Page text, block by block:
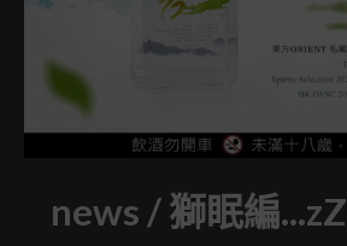
news /獅眠編...zZ